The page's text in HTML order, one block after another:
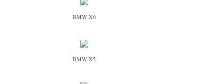
BMW X6
BMW X5